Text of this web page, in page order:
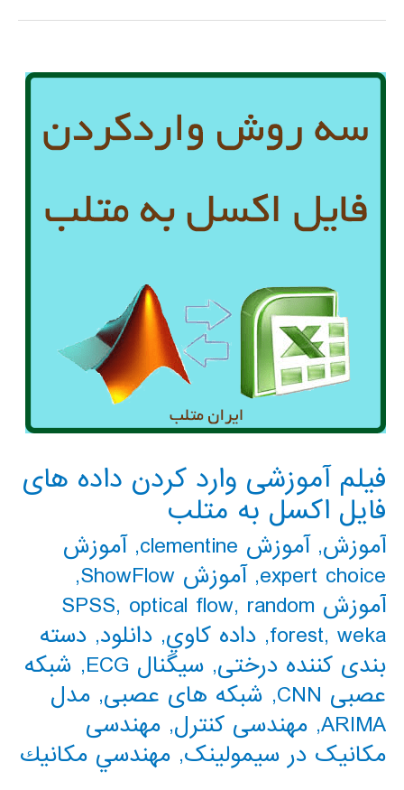
پیاز
فیلم آموزشی وارد کردن داده های
فایل اکسل به متلب
آموزش,آموزش clementine ,آموزش
expert choice
,آموزش ShowFlow
,
آموزش SPSS
, optical flow, random
forest, weka
, داده كاوي, دانلود, دسته
بندی کننده درختی, سیگنال ECG , شبکه
عصبی CNN
, شبکه های عصبی, مدل
ARIMA
, مهندسی کنترل, مهندسی
مکانیک در سیمولینک, مهندسي مكانيك